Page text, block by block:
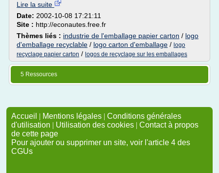
Lire la suite
Date: 2002-10-08 17:21:11
Site : http://econautes.free.fr
Thèmes liés : industrie de l'emballage papier carton / logo
d'emballage recyclable / logo carton d'emballage / logo
recyclage papier carton / logos de recyclage sur les emballages
5 Ressources
Accueil | Mentions légales | Conditions générales
d'utilisation | Utilisation des cookies | Contact à propos
de cette page
Pour ajouter ou supprimer un site, voir l'article 4 des
CGUs